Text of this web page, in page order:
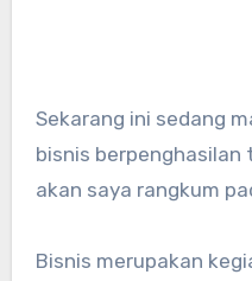
Sekarang ini sedang maraknya peluang-peluang
bisnis berpenghasilan
akan saya rangkum
Bisnis merupakan